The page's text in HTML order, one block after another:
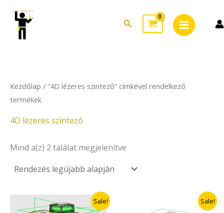
content
Search
Menu
Kezdőlap / “4D lézeres szintező” címkével rendelkező
termékek
4D lézeres szintező
Mind a(z) 2 találat megjelenítve
latest
Sale!
Original
price
Current
price
Sale!
price
Current